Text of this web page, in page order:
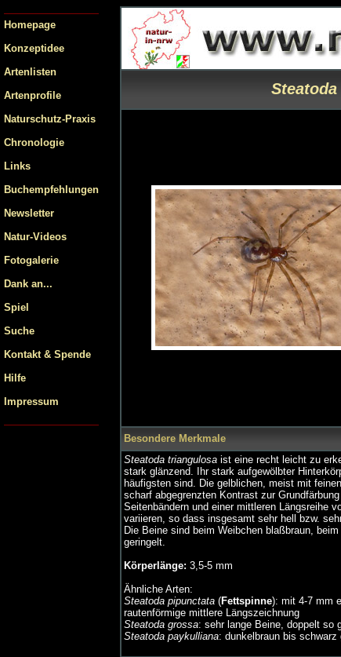
Homepage
Konzeptidee
Artenlisten
Artenprofile
Naturschutz-Praxis
Chronologie
Links
Buchempfehlungen
Newsletter
Natur-Videos
Fotogalerie
Dank an...
Spiel
Suche
Kontakt & Spende
Hilfe
Impressum
Besondere Merkmale
Steatoda triangulosa ist eine recht leicht zu
stark glänzend. Ihr stark aufgewölbter
häufigsten sind. Die gelblichen, meist mit
scharf abgegrenzten Kontrast zur
Seitenbändern und einer mittleren Längsreihe
variieren, so dass insgesamt sehr hell bzw.
Die Beine sind beim Weibchen blaßbraun,
geringelt.
Körperlänge: 3,5-5 mm
Ähnliche Arten:
Steatoda pipunctata (Fettspinne): mit 4-7 mm
rautenförmige mittlere Längszeichnung
Steatoda grossa: sehr lange Beine, doppelt so
Steatoda paykulliana: dunkelbraun bis